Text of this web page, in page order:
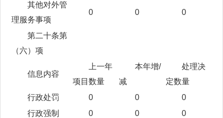
其他对外管
理服务事项
0 0 0
第二十条第
（六）项
信息内容
上一年
项目数量
本年增/
减
处理决
定数量
行政处罚
0 0
0
行政强制
0 0
0